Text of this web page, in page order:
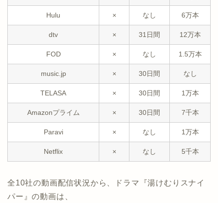
Hulu × なし 6万本
dtv × 31日間 12万本
FOD × なし 1.5万本
music.jp × 30日間 なし
TELASA × 30日間 1万本
Amazonプライム × 30日間 7千本
Paravi × なし 1万本
Netflix × なし 5千本
全10社の動画配信状況から、ドラマ『湯けむりスナイ
パー』の動画は、